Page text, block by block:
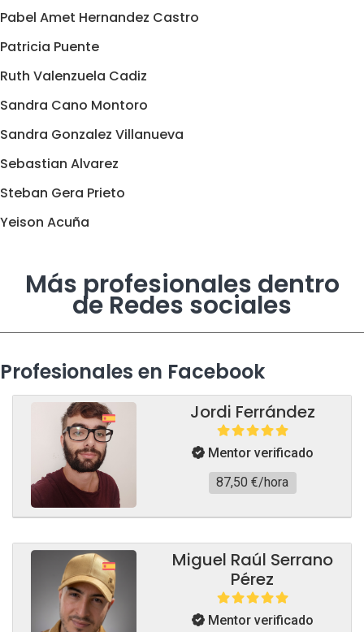
Pabel Amet Hernandez Castro
Patricia Puente
Ruth Valenzuela Cadiz
Sandra Cano Montoro
Sandra Gonzalez Villanueva
Sebastian Alvarez
Steban Gera Prieto
Yeison Acuña
Más profesionales dentro
de Redes sociales
Profesionales en Facebook
Jordi Ferrández
Mentor verificado
87,50 €/hora
Miguel Raúl Serrano
Pérez
Mentor verificado